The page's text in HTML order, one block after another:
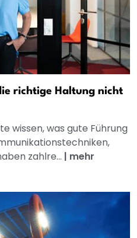
richtige Haltung nicht
wissen, was gute Führung
zahlre... | mehr